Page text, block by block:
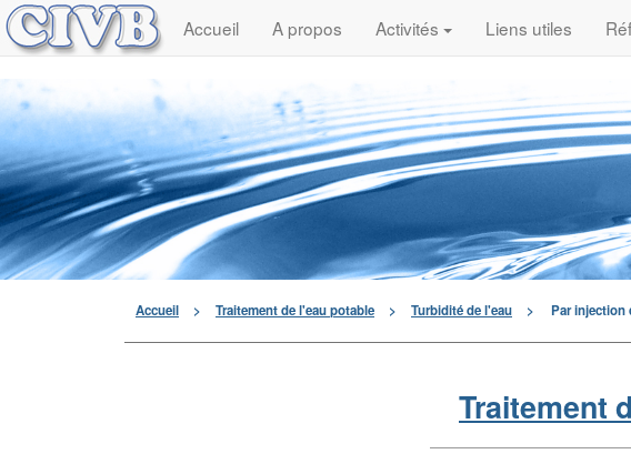
Accueil A propos Activités Liens utiles
Accueil > Traitement de l'eau potable > Turbidité de l'eau > Par injection
Traitement